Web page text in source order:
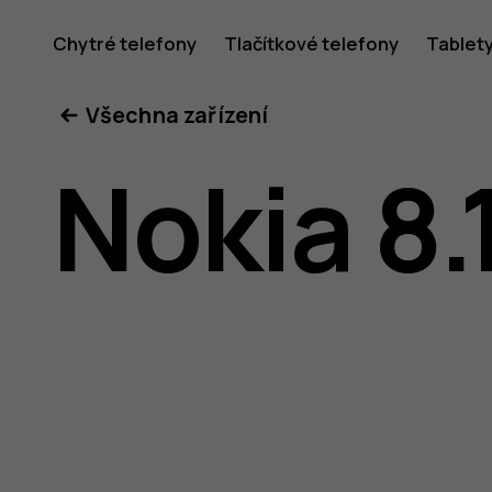
příručka
k
Chytré telefony Tlačítkové telefony
Všechna zařízení
Nokia